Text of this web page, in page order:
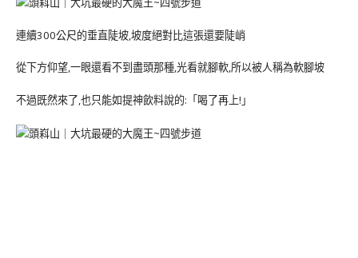
連續300公尺的垂直陡坡,坡度絕對比這張還要陡峭
從下方仰望,一眼還看不到盡頭那種,光看就腳軟,所以被人稱為軟腳坡
不過既然來了,也只能如提神飲料說的:「喝了再上!」